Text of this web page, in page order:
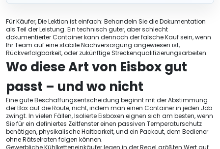
Für Käufer, Die Lektion ist einfach: Behandeln Sie die Dokumentation
als Teil der Leistung. Ein technisch guter, aber schlecht
dokumentierter Container kann dennoch der falsche Kauf sein, wenn
Ihr Team auf eine stabile Nachversorgung angewiesen ist,
Rückverfolgbarkeit, oder zukünftige Streckenqualifizierungsarbeiten.
Wo diese Art von Eisbox gut
passt – und wo nicht
Eine gute Beschaffungsentscheidung beginnt mit der Abstimmung
der Box auf die Route, nicht, indem man einen Container in jeden Job
zwingt. In vielen Fällen, Isolierte Eisboxen eignen sich am besten, wenn
Sie für ein definiertes Zeitfenster einen passiven Temperaturschutz
benötigen, physikalische Haltbarkeit, und ein Packout, dem Bediener
ohne Rätselraten folgen können.
Gewerbliche Kühlketteneinkäufer legen in der Regel größten Wert auf